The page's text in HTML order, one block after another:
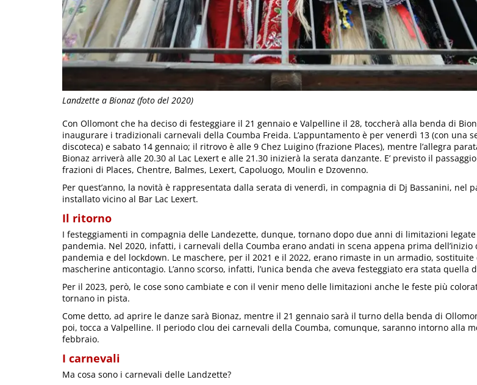
Landzette a Bionaz (foto del 2020)
Con Ollomont che ha deciso di festeggiare il 21 gennaio e Valpelline il 28, toccherà alla benda di
inaugurare i tradizionali carnevali della Coumba Freida. L’appuntamento è per venerdì 13 (con una
discoteca) e sabato 14 gennaio; il ritrovo è alle 9 Chez Luigino (frazione Places), mentre l’allegra
Bionaz arriverà alle 20.30 al Lac Lexert e alle 21.30 inizierà la serata danzante. E’ previsto il
frazioni di Places, Chentre, Balmes, Lexert, Capoluogo, Moulin e Dzovenno.
Per quest’anno, la novità è rappresentata dalla serata di venerdì, in compagnia di Dj Bassanini, nel
installato vicino al Bar Lac Lexert.
Il ritorno
I festeggiamenti in compagnia delle Landezette, dunque, tornano dopo due anni di limitazioni
pandemia. Nel 2020, infatti, i carnevali della Coumba erano andati in scena appena prima dell’inizio
pandemia e del lockdown. Le maschere, per il 2021 e il 2022, erano rimaste in un armadio, sostituite
mascherine anticontagio. L’anno scorso, infatti, l’unica benda che aveva festeggiato era stata quella
Per il 2023, però, le cose sono cambiate e con il venir meno delle limitazioni anche le feste più
tornano in pista.
Come detto, ad aprire le danze sarà Bionaz, mentre il 21 gennaio sarà il turno della benda di
poi, tocca a Valpelline. Il periodo clou dei carnevali della Coumba, comunque, saranno intorno alla
febbraio.
I carnevali
Ma cosa sono i carnevali delle Landzette?